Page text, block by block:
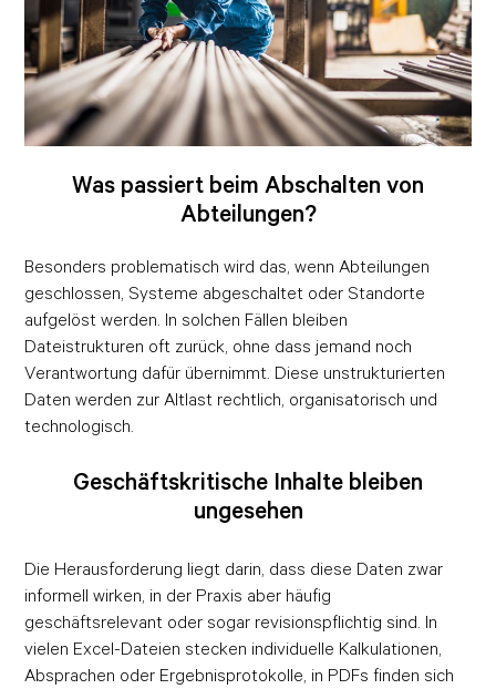
Was passiert beim Abschalten von
Abteilungen?
Besonders problematisch wird das, wenn Abteilungen
geschlossen, Systeme abgeschaltet oder Standorte
aufgelöst werden. In solchen Fällen bleiben
Dateistrukturen oft zurück, ohne dass jemand noch
Verantwortung dafür übernimmt. Diese unstrukturierten
Daten werden zur Altlast rechtlich, organisatorisch und
technologisch.
Geschäftskritische Inhalte bleiben
ungesehen
Die Herausforderung liegt darin, dass diese Daten zwar
informell wirken, in der Praxis aber häufig
geschäftsrelevant oder sogar revisionspflichtig sind. In
vielen Excel-Dateien stecken individuelle Kalkulationen,
Absprachen oder Ergebnisprotokolle, in PDFs finden sich